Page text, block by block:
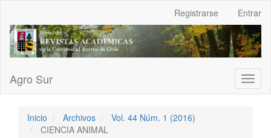
Contenido
principal
Barra
Registrarse Entrar
Agro Sur
Inicio Archivos
Vol. 44 Núm. 1 (2016)
CIENCIA ANIMAL